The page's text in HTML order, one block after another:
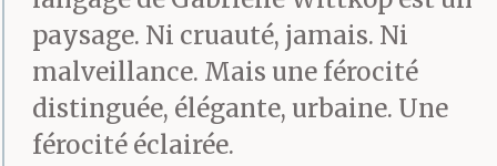
arrachait à Giacomo un
lambeau d’épaule ou de
mamelle, dans une
paysage. Ni cruauté, jamais. Ni
malveillance. Mais une férocité
distinguée, élégante, urbaine. Une
férocité éclairée.